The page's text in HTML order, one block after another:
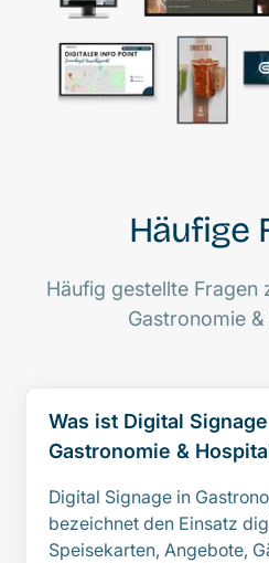
Häufige
Häufig gestellte Fragen
Gastronomie
Was ist Digital
Gastronomie &
Digital Signage in
bezeichnet den Einsatz
Speisekarten, Angebote,